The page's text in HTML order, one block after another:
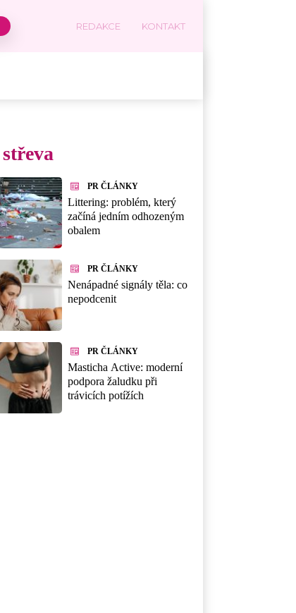
REDAKCE KONTAKT
PR ČLÁNKY
Littering: problém, který
začíná jedním odhozeným
obalem
PR ČLÁNKY
Nenápadné signály těla: co
nepodcenit
PR ČLÁNKY
Masticha Active: moderní
podpora žaludku při
trávicích potížích